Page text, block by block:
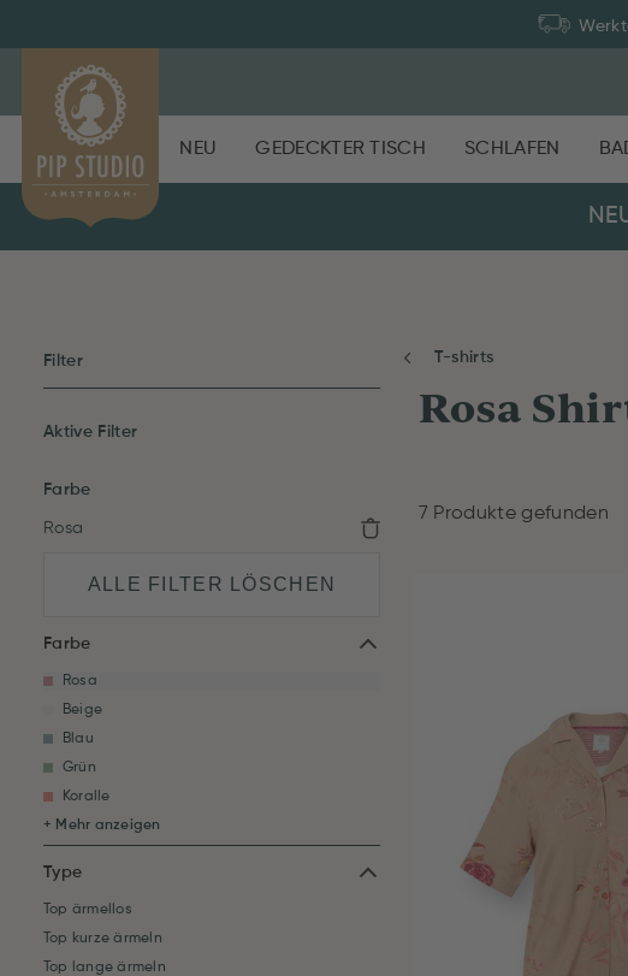
NEU GEDECKTER TISCH SCHLAFEN
Filter
Aktive Filter
Farbe
Rosa
ALLE FILTER LÖSCHEN
Farbe
Rosa
Beige
Blau
Grün
Koralle
+ Mehr anzeigen
Type
Top ärmellos
Top kurze ärmeln
Top lange ärmeln
T-shirts
Rosa
7 Produkte gefunden